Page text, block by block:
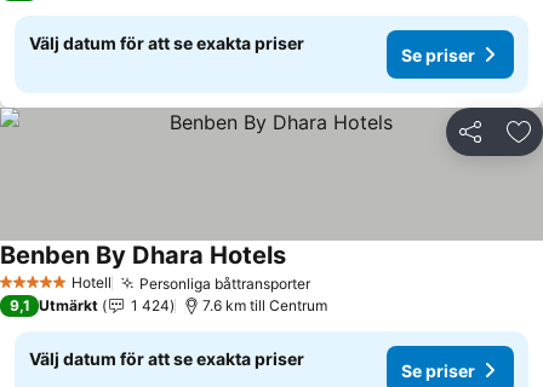
Välj datum för att se exakta priser
Se priser
Dela
5 Stjärnor Hotell Personliga båttransporterSe priser
Benben By Dhara HotelsSe priser
9,1 Utmärkt 1 424 7.6 km till Centrum
Välj datum för att se exakta priser
Se priser